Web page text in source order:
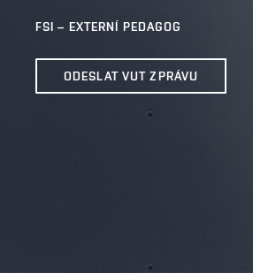
FSI – EXTERNÍ PEDAGOG
ODESLAT VUT ZPRÁVU